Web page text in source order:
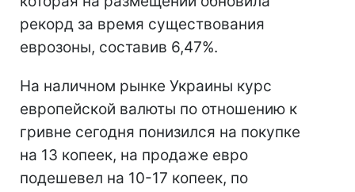
рекорд за время существования
еврозоны, составив 6,47%.
На наличном рынке Украины курс
европейской валюты по отношению к
гривне сегодня понизился на покупке
на 13 копеек, на продаже евро
подешевел на 10-17 копеек, по